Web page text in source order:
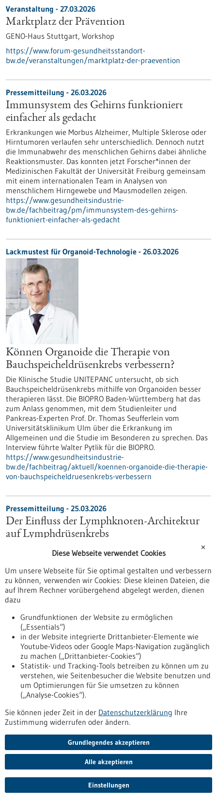
Veranstaltung - 27.03.2026
Marktplatz der Prävention
GENO-Haus Stuttgart, Workshop
https://www.forum-gesundheitsstandort-
bw.de/veranstaltungen/marktplatz-der-praevention
Pressemitteilung - 26.03.2026
Immunsystem des Gehirns funktioniert
einfacher als gedacht
Erkrankungen wie Morbus Alzheimer, Multiple Sklerose oder
Hirntumoren verlaufen sehr unterschiedlich. Dennoch nutzt
die Immunabwehr des menschlichen Gehirns dabei ähnliche
Reaktionsmuster. Das konnten jetzt Forscher*innen der
Medizinischen Fakultät der Universität Freiburg gemeinsam
mit einem internationalen Team in Analysen von
menschlichem Hirngewebe und Mausmodellen zeigen.
https://www.gesundheitsindustrie-
bw.de/fachbeitrag/pm/immunsystem-des-gehirns-
funktioniert-einfacher-als-gedacht
Lackmustest für Organoid-Technologie - 26.03.2026
Können Organoide die Therapie von
Bauchspeicheldrüsenkrebs verbessern?
Die Klinische Studie UNITEPANC untersucht, ob sich
Bauchspeicheldrüsenkrebs mithilfe von Organoiden besser
therapieren lässt. Die BIOPRO Baden-Württemberg hat das
zum Anlass genommen, mit dem Studienleiter und
Pankreas-Experten Prof. Dr. Thomas Seufferlein vom
Universitätsklinikum Ulm über die Erkrankung im
Allgemeinen und die Studie im Besonderen zu sprechen. Das
Interview führte Walter Pytlik für die BIOPRO.
https://www.gesundheitsindustrie-
bw.de/fachbeitrag/aktuell/koennen-organoide-die-therapie-
von-bauchspeicheldruesenkrebs-verbessern
Pressemitteilung - 25.03.2026
Der Einfluss der Lymphknoten-Architektur
auf Lymphdrüsenkrebs
Erstmals ist es Forschenden gelungen, die Organisation von
Immunzellen im menschlichen Lymphknoten zu kartieren.
Federführend beteiligt an der Studie waren
Wissenschaftlerinnen und Wissenschaftler der Heinrich-
Heine-Universität Düsseldorf, des Universitätsklinikum
Düsseldorf, des DKFZ, des EMBL und des MDC in Berlin. Sie
Lymphknoten bei bösartigen Lymphomen verändert wird.
https://www.gesundheitsindustrie-
bw.de/fachbeitrag/pm/der-einfluss-der-lymphknoten-
architektur-auf-lymphdruesenkrebs
Pressemitteilung - 25.03.2026
Wie das Biomanufacturing von morgen
aussehen könnte
Der Übergang aus der analogen in die digitale,
datengetriebene und hochautomatisierte Welt unterwirft die
biopharmazeutische Industrie einem tiefgreifenden Wandel.
Dieser langfristige und kostenintensive Prozess muss von der
Unternehmensspitze getrieben, in alle Bereiche getragen, in
umfassende Strategien übersetzt und vor allem in den
Köpfen der Mitarbeitenden ankommen, damit diese neuen
Technologien ihr Innovationspotential entfalten können.
https://www.gesundheitsindustrie-
✕
Diese Webseite verwendet Cookies
Um unsere Webseite für Sie optimal gestalten und verbessern
zu können, verwenden wir Cookies: Diese kleinen Dateien, die
auf Ihrem Rechner vorübergehend abgelegt werden, dienen
dazu
Grundfunktionen der Website zu ermöglichen
(„Essentials“)
in der Website integrierte Drittanbieter-Elemente wie
Youtube-Videos oder Google Maps-Navigation zugänglich
zu machen („Drittanbieter-Cookies“)
Statistik- und Tracking-Tools betreiben zu können um zu
verstehen, wie Seitenbesucher die Website benutzen und
um Optimierungen für Sie umsetzen zu können
(„Analyse-Cookies“).
Sie können jeder Zeit in der Datenschutzerklärung Ihre
Zustimmung widerrufen oder ändern.
Grundlegendes akzeptieren
Alle akzeptieren
Einstellungen